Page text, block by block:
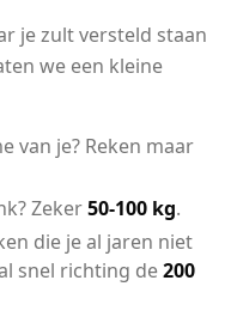
je zult versteld staan
we een kleine
van je? Reken maar
Zeker50-100 kg.
die je al jaren niet
snel richting de200